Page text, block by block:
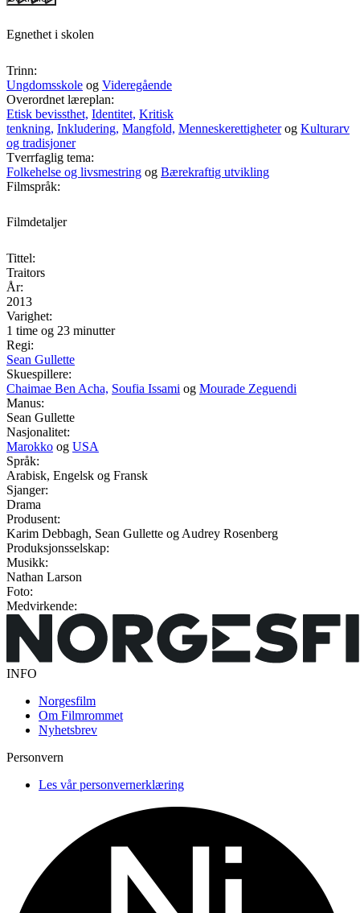
Egnethet i skolen
Trinn:
Ungdomsskole og Videregående
Overordnet læreplan:
Etisk bevissthet, Identitet, Kritisk
tenkning, Inkludering, Mangfold, Menneskerettigheterog Kulturarv
og tradisjoner
Tverrfaglig tema:
Folkehelse og livsmestring og Bærekraftig utvikling
Filmspråk:
Filmdetaljer
Tittel:
Traitors
År:
2013
Varighet:
1 time og 23 minutter
Regi:
Sean Gullette
Skuespillere:
Chaimae Ben Acha, Soufia Issami og Mourade Zeguendi
Manus:
Sean Gullette
Nasjonalitet:
Marokko og USA
Språk:
Arabisk, Engelsk og Fransk
Sjanger:
Drama
Produsent:
Karim Debbagh, Sean Gullette og Audrey Rosenberg
Produksjonsselskap:
Musikk:
Nathan Larson
Foto:
Medvirkende:
INFO
Norgesfilm
Om Filmrommet
Nyhetsbrev
Personvern
Les vår personvernerklæring